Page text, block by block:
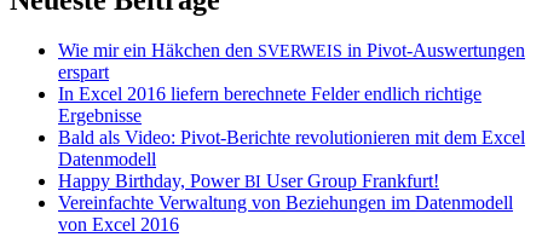
Wie mir ein Häkchen den SVERWEIS in Pivot-Auswertungen
erspart
In Excel 2016 liefern berechnete Felder endlich richtige
Ergebnisse
Bald als Video: Pivot-Berichte revolutionieren mit dem Excel
Datenmodell
Happy Birthday, PowerBI User Group Frankfurt!
Vereinfachte Verwaltung von Beziehungen im Datenmodell
von Excel 2016